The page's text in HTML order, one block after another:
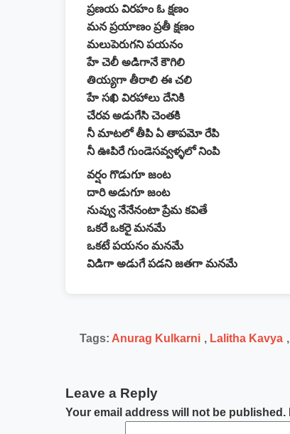
ప్రణయ విరహం ఓ క్షణం
మన ప్రయాణం ప్రతీ క్షణం
మలుపెరుగని పయనం
హే చెలీ అడిగానే కౌగిలి
తియ్యగా తీరాలి ఈ చలి
హే సఖి విరహాలు దేనికి
చేరవ అడుగేసి చెంతకి
నీ మాటలో తీపి ఏ తాపమో రేపి
నీ ఊపిరే గుండెసవ్వళ్ళలో నింపి
వర్షం గొడుగూ జంట
దారి అడుగూ జంట
నువ్వు నేనేనంటా ప్రేమ కవితే
ఒకరే ఒకరై మనమే
ఒకటే పయనం మనమే
విడిగా అడుగే పడని జతగా మనమే
Tags: Anurag Kulkarni , Lalitha Kavya ,
Leave a Reply
Your email address will not be published.